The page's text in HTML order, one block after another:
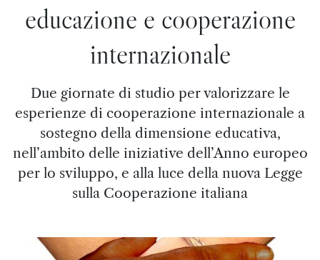
educazione e cooperazione
internazionale
Due giornate di studio per valorizzare le
esperienze di cooperazione internazionale a
sostegno della dimensione educativa,
nell’ambito delle iniziative dell’Anno europeo
per lo sviluppo, e alla luce della nuova Legge
sulla Cooperazione italiana